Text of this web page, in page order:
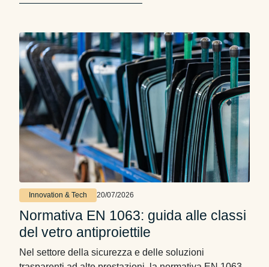
Innovation & Tech 20/07/2026
Normativa EN 1063: guida alle classi
del vetro antiproiettile
Nel settore della sicurezza e delle soluzioni